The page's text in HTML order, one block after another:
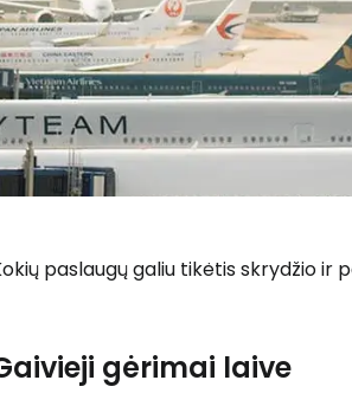
paslaugų galiu tikėtis skrydžio ir
gėrimai laive